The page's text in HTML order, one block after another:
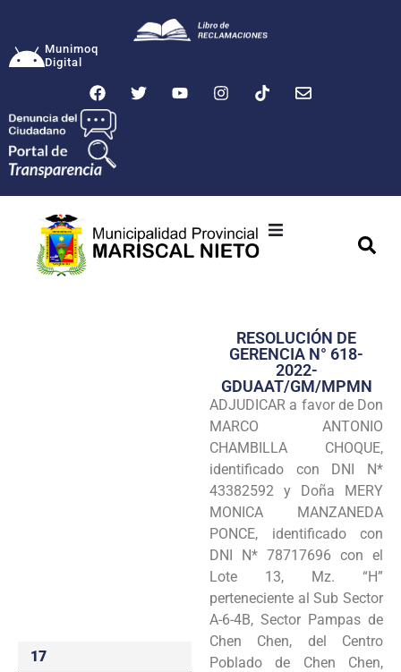
Munimoq
Digital
Transparencia
Seguridad
Programas
Intranet
17
RESOLUCIÓN DE
GERENCIA N° 618-
2022-
GDUAAT/GM/MPMN
ADJUDICAR a favor de Don
MARCO ANTONIO
CHAMBILLA CHOQUE,
identificado con DNI N*
43382592 y Doña MERY
MONICA MANZANEDA
PONCE, identificado con
DNI N* 78717696 con el
Lote 13, Mz. “H”
perteneciente al Sub Sector
A-6-4B, Sector Pampas de
Chen Chen, del Centro
Poblado de Chen Chen,